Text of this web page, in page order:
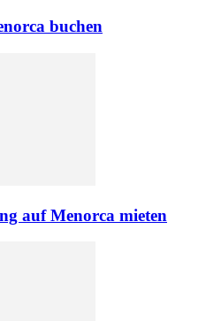
buchen
auf Menorca mieten